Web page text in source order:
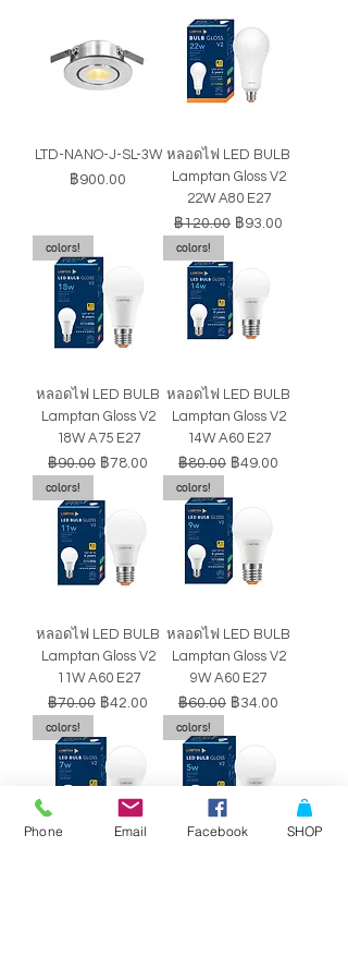
LTD-NANO-J-SL-3W
ราคา
฿900.00
หลอดไฟ LED BULB
Lamptan Gloss V2
22W A80 E27
ราคาปกติ
฿120.00 ราคาขายลด
฿93.00
colors!
หลอดไฟ LED BULB
Lamptan Gloss V2
18W A75 E27
ราคาปกติ
฿90.00 ราคาขายลด
฿78.00
colors!
หลอดไฟ LED BULB
Lamptan Gloss V2
14W A60 E27
ราคาปกติ
฿80.00 ราคาขายลด
฿49.00
colors!
หลอดไฟ LED BULB
Lamptan Gloss V2
11W A60 E27
ราคาปกติ
฿70.00 ราคาขายลด
฿42.00
colors!
หลอดไฟ LED BULB
Lamptan Gloss V2
9W A60 E27
ราคาปกติ
฿60.00 ราคาขายลด
฿34.00
colors!
colors!
Phone Email Facebook SHOP